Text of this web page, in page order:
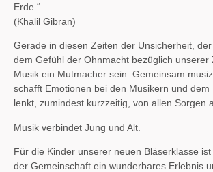
Erde.“
(Khalil Gibran)
Gerade in diesen Zeiten der Unsicherheit,
dem Gefühl der Ohnmacht bezüglich unserer
Musik ein Mutmacher sein. Gemeinsam
schafft Emotionen bei den Musikern und dem
lenkt, zumindest kurzzeitig, von allen Sorgen
Musik verbindet Jung und Alt.
Für die Kinder unserer neuen Bläserklasse ist
der Gemeinschaft ein wunderbares Erlebnis